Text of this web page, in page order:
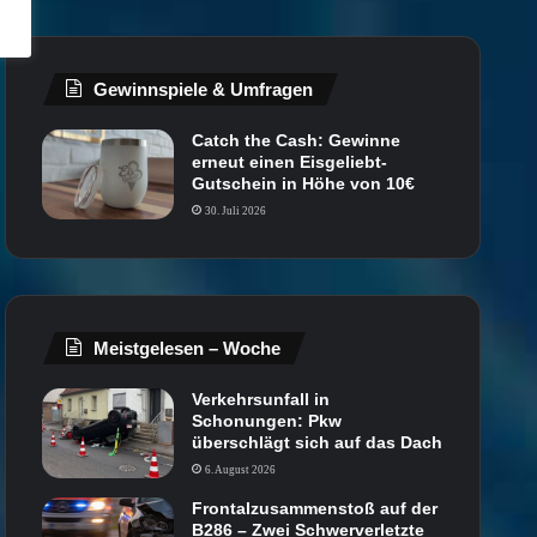
Gewinnspiele & Umfragen
Catch the Cash: Gewinne
erneut einen Eisgeliebt-
Gutschein in Höhe von 10€
30. Juli 2026
Meistgelesen – Woche
Verkehrsunfall in
Schonungen: Pkw
überschlägt sich auf das Dach
6. August 2026
Frontalzusammenstoß auf der
B286 – Zwei Schwerverletzte